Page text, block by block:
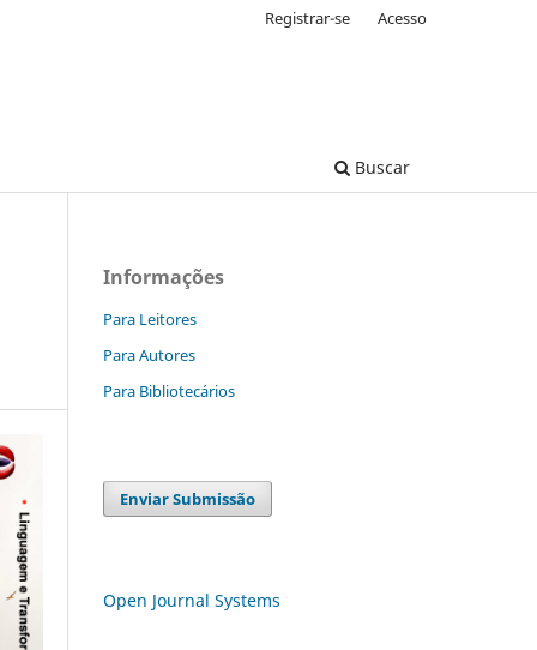
Buscar
Registrar-se Acesso
Informações
Para Leitores
Para Autores
Para Bibliotecários
Enviar Submissão
Open Journal Systems